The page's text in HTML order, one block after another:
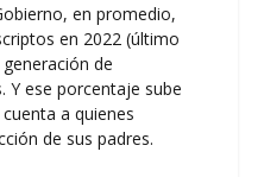
en promedio,
en 2022 (último
de
Y ese porcentaje sube
a quienes
de sus padres.